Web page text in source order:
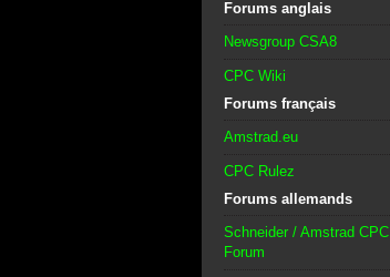
Forums anglais
Newsgroup CSA8
CPC Wiki
Forums français
Amstrad.eu
CPC Rulez
Forums allemands
Schneider / Amstrad CPC
Forum